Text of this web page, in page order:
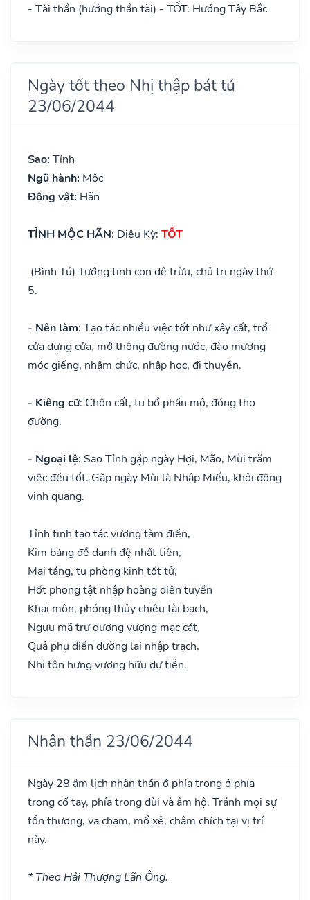
- Tài thần (hướng thần tài) - TỐT: Hướng Tây Bắc
Ngày tốt theo Nhị thập bát tú
23/06/2044
Sao: Tỉnh
Ngũ hành: Mộc
Động vật: Hãn
TỈNH MỘC HÃN: Diêu Kỳ: TỐT
(Bình Tú) Tướng tinh con dê trừu, chủ trị ngày thứ
5.
- Nên làm: Tạo tác nhiều việc tốt như xây cất, trổ
cửa dựng cửa, mở thông đường nước, đào mương
móc giếng, nhậm chức, nhập học, đi thuyền.
- Kiêng cữ: Chôn cất, tu bổ phần mộ, đóng thọ
đường.
- Ngoại lệ: Sao Tỉnh gặp ngày Hợi, Mão, Mùi trăm
việc đều tốt. Gặp ngày Mùi là Nhập Miếu, khởi động
vinh quang.
Tỉnh tinh tạo tác vượng tàm điền,
Kim bảng đề danh đệ nhất tiên,
Mai táng, tu phòng kinh tốt tử,
Hốt phong tật nhập hoàng điên tuyền
Khai môn, phóng thủy chiêu tài bạch,
Ngưu mã trư dương vượng mạc cát,
Quả phụ điền đường lai nhập trạch,
Nhi tôn hưng vượng hữu dư tiền.
Nhân thần 23/06/2044
Ngày 28 âm lịch nhân thần ở phía trong ở phía
trong cổ tay, phía trong đùi và âm hộ. Tránh mọi sự
tổn thương, va chạm, mổ xẻ, châm chích tại vị trí
này.
* Theo Hải Thượng Lãn Ông.